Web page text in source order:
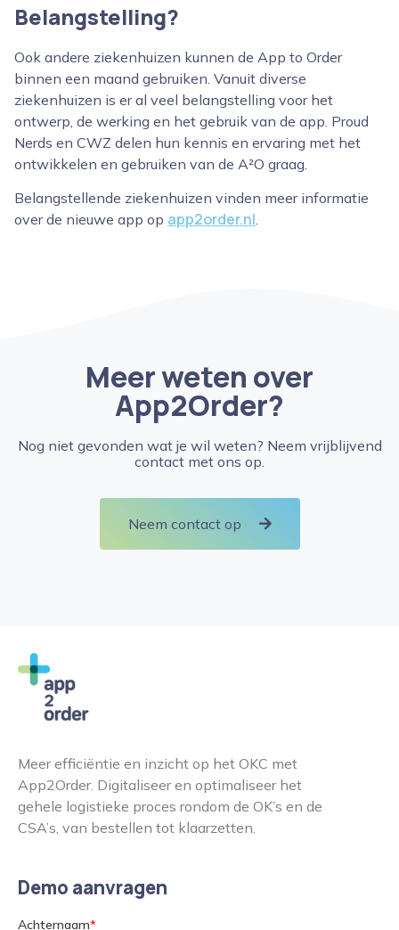
Belangstelling?
Ook andere ziekenhuizen kunnen de App to Order
binnen een maand gebruiken. Vanuit diverse
ziekenhuizen is er al veel belangstelling voor het
ontwerp, de werking en het gebruik van de app. Proud
Nerds en CWZ delen hun kennis en ervaring met het
ontwikkelen en gebruiken van de A²O graag.
Belangstellende ziekenhuizen vinden meer informatie
over de nieuwe app op app2order.nl.
Meer weten over
App2Order?
Nog niet gevonden wat je wil weten? Neem vrijblijvend
contact met ons op.
Neem contact op
Meer efficiëntie en inzicht op het OKC met
App2Order. Digitaliseer en optimaliseer het
gehele logistieke proces rondom de OK’s en de
CSA’s, van bestellen tot klaarzetten.
Demo aanvragen